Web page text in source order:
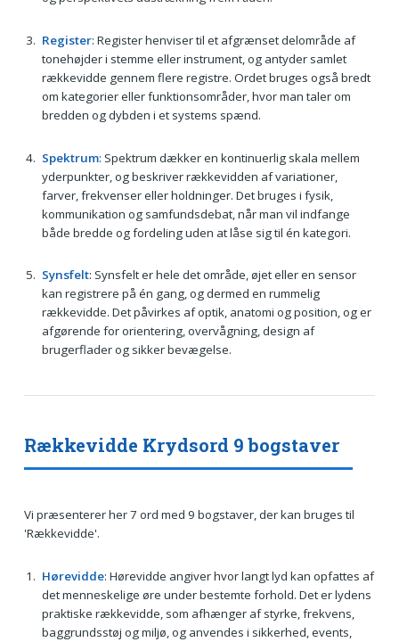
Register: Register henviser til et afgrænset delområde af
tonehøjder i stemme eller instrument, og antyder samlet
rækkevidde gennem flere registre. Ordet bruges også bredt
om kategorier eller funktionsområder, hvor man taler om
bredden og dybden i et systems spænd.
Spektrum: Spektrum dækker en kontinuerlig skala mellem
yderpunkter, og beskriver rækkevidden af variationer,
farver, frekvenser eller holdninger. Det bruges i fysik,
kommunikation og samfundsdebat, når man vil indfange
både bredde og fordeling uden at låse sig til én kategori.
Synsfelt: Synsfelt er hele det område, øjet eller en sensor
kan registrere på én gang, og dermed en rummelig
rækkevidde. Det påvirkes af optik, anatomi og position, og er
afgørende for orientering, overvågning, design af
brugerflader og sikker bevægelse.
Rækkevidde Krydsord 9 bogstaver
Vi præsenterer her 7 ord med 9 bogstaver, der kan bruges til
'Rækkevidde'.
Hørevidde: Hørevidde angiver hvor langt lyd kan opfattes af
det menneskelige øre under bestemte forhold. Det er lydens
praktiske rækkevidde, som afhænger af styrke, frekvens,
baggrundsstøj og miljø, og anvendes i sikkerhed, events,